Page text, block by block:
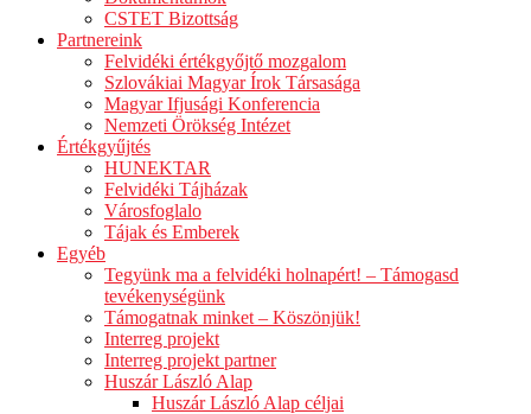
CSTET Bizottság
Partnereink
Felvidéki értékgyőjtő mozgalom
Szlovákiai Magyar Írok Társasága
Magyar Ifjusági Konferencia
Nemzeti Örökség Intézet
Értékgyűjtés
HUNEKTAR
Felvidéki Tájházak
Városfoglalo
Tájak és Emberek
Egyéb
Tegyünk ma a felvidéki holnapért! – Támogasd
tevékenységünk
Támogatnak minket – Köszönjük!
Interreg projekt
Interreg projekt partner
Huszár László Alap
Huszár László Alap céljai